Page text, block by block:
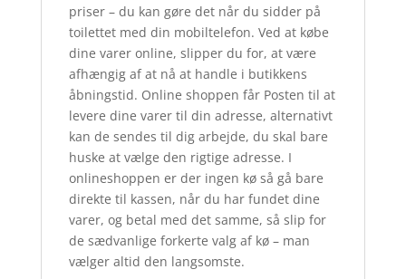
priser – du kan gøre det når du sidder på
toilettet med din mobiltelefon. Ved at købe
dine varer online, slipper du for, at være
afhængig af at nå at handle i butikkens
åbningstid. Online shoppen får Posten til at
levere dine varer til din adresse, alternativt
kan de sendes til dig arbejde, du skal bare
huske at vælge den rigtige adresse. I
onlineshoppen er der ingen kø så gå bare
direkte til kassen, når du har fundet dine
varer, og betal med det samme, så slip for
de sædvanlige forkerte valg af kø – man
vælger altid den langsomste.